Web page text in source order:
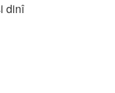
dinî